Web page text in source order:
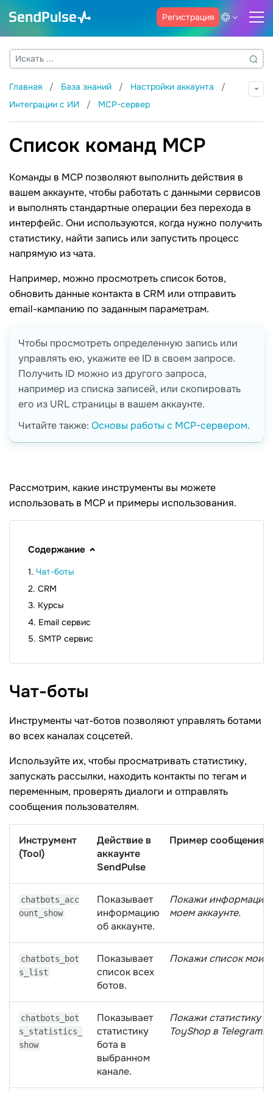
Регистрация
Главная База знаний
Настройки аккаунта
Интеграции с ИИ
MCP-сервер
Список команд MCP
Команды в MCP позволяют выполнить действия в
вашем аккаунте, чтобы работать с данными сервисов
и выполнять стандартные операции без перехода в
интерфейс. Они используются, когда нужно получить
статистику, найти запись или запустить процесс
напрямую из чата.
Например, можно просмотреть список ботов,
обновить данные контакта в CRM или отправить
email-кампанию по заданным параметрам.
Чтобы просмотреть определенную запись или
управлять ею, укажите ее ID в своем запросе.
Получить ID можно из другого запроса,
например из списка записей, или скопировать
его из URL страницы в вашем аккаунте.
Читайте также: Основы работы с MCP-сервером.
Рассмотрим, какие инструменты вы можете
использовать в MCP и примеры использования.
Содержание
Чат-боты
CRM
Курсы
Email сервис
SMTP сервис
Чат-боты
Инструменты чат-ботов позволяют управлять ботами
во всех каналах соцсетей.
Используйте их, чтобы просматривать статистику,
запускать рассылки, находить контакты по тегам и
переменным, проверять диалоги и отправлять
сообщения пользователям.
Инструмент
(Tool)
Действие в
аккаунте
SendPulse
Пример сообщения в
chatbots_acc
ount_show
Показывает
информацию
об аккаунте.
Покажи
моем аккаунте.
chatbots_bot
s_list
Показывает
список всех
ботов.
Покажи список моих
chatbots_bot
s_statistics_
show
Показывает
статистику
бота в
выбранном
канале.
Покажи статистику
ToyShop в Telegram.